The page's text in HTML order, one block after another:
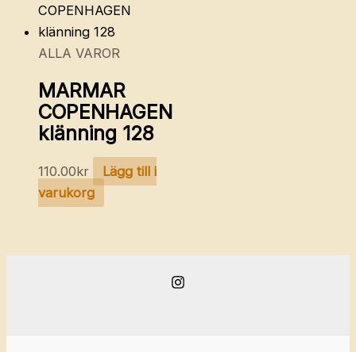
ALLA VAROR
MARMAR
COPENHAGEN
klänning 128
110.00kr
Lägg till i
varukorg